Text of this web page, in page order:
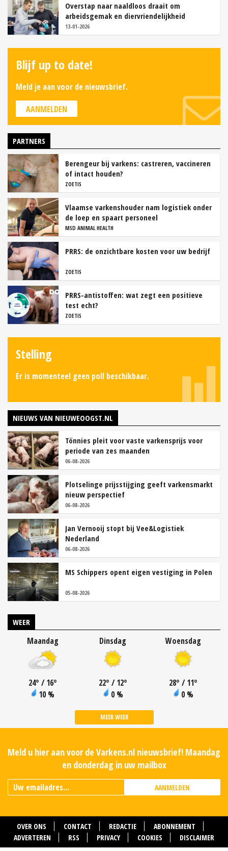
Overstap naar naaldloos draait om
arbeidsgemak en diervriendelijkheid
13-01-2026
Blijf up to date!
Meld je aan voor de nieuwsbrief.
AANMELDEN
PARTNERS
Berengeur bij varkens: castreren, vaccineren
of intact houden?
ZOETIS
Vlaamse varkenshouder nam logistiek onder
de loep en spaart personeel
MSD ANIMAL HEALTH
PRRS: de onzichtbare kosten voor uw bedrijf
ZOETIS
PRRS-antistoffen: wat zegt een positieve
test echt?
ZOETIS
Stelling
Er is momenteel geen poll beschikbaar.
NIEUWS VAN NIEUWEOOGST.NL
Tönnies pleit voor vaste varkensprijs voor
periode van zes maanden
06-08-2026
Plotselinge prijsstijging geeft varkensmarkt
nieuw perspectief
06-08-2026
Jan Vernooij stopt bij Vee&Logistiek
Nederland
06-08-2026
MS Schippers opent eigen vestiging in Polen
05-08-2026
WEER
Maandag
24° / 16°
10 %
Dinsdag
22° / 12°
0 %
Woensdag
28° / 11°
0 %
MEER WEER
Meld u hier aan voor de Varkens.nl nieuwsbrief! Maandag
en donderdag in uw mailbox
AANMELDEN
OVER ONS CONTACT REDACTIE
ABONNEMENT
ADVERTEREN
RSS PRIVACY COOKIES DISCLAIMER